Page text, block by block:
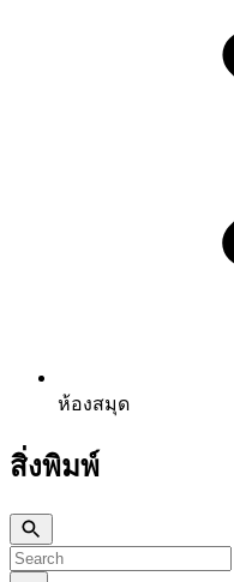
ห้องสมุด
สิ่งพิมพ์